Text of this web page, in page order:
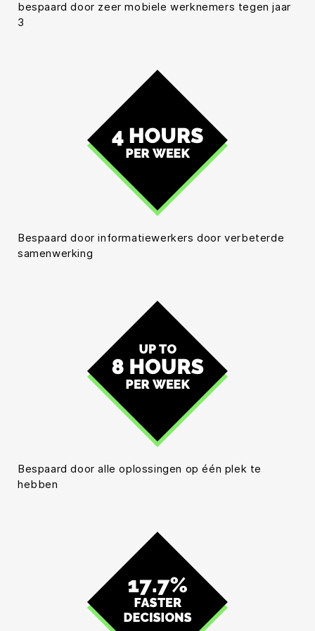
bespaard door zeer mobiele werknemers tegen jaar
3
Bespaard door informatiewerkers door verbeterde
samenwerking
Bespaard door alle oplossingen op één plek te
hebben